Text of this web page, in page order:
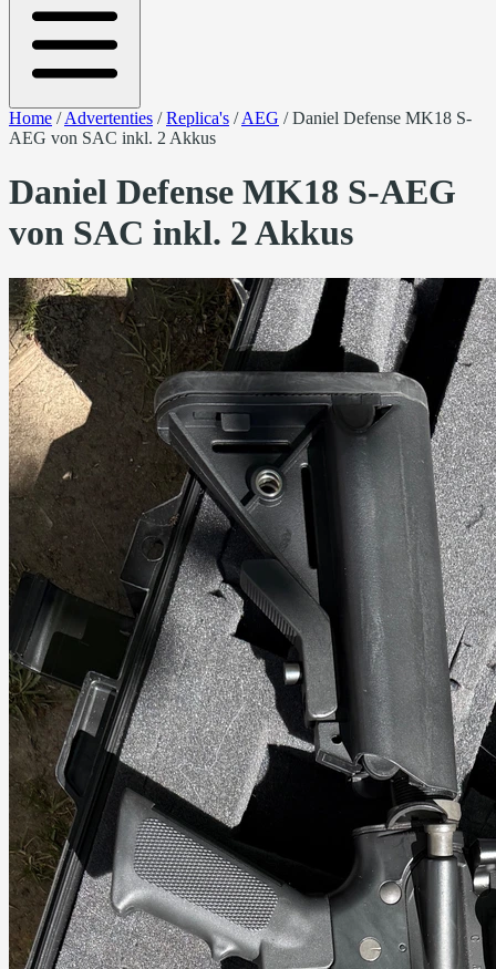
Home /Advertenties /Replica's /AEG /Daniel Defense MK18 S-
AEG von SAC inkl. 2 Akkus
Daniel Defense MK18 S-AEG
von SAC inkl. 2 Akkus